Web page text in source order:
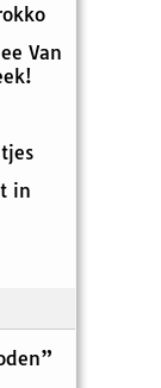
Van
in